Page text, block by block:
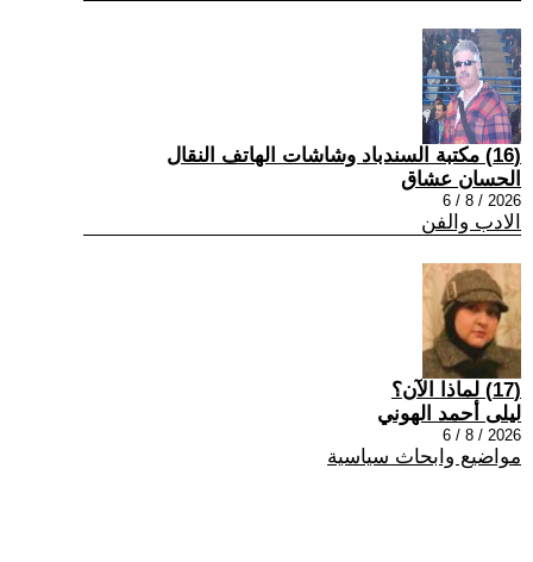
(16) مكتبة السندباد وشاشات الهاتف النقال
الحسان عشاق
2026 / 8 / 6
الادب والفن
(17) لماذا الآن؟
ليلى أحمد الهوني
2026 / 8 / 6
مواضيع وابحاث سياسية